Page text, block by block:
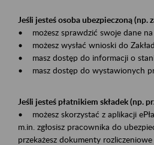
Jeśli jesteś osoba ubezpieczoną (np.
• możesz sprawdzić swoje dane na
• możesz wysłać wnioski do
• masz dostęp do informacji o
• masz dostęp do wystawionych
Jeśli jesteś płatnikiem składek (np.
• możesz skorzystać z aplikacji
m.in. zgłosisz pracownika do
przekażesz dokumenty